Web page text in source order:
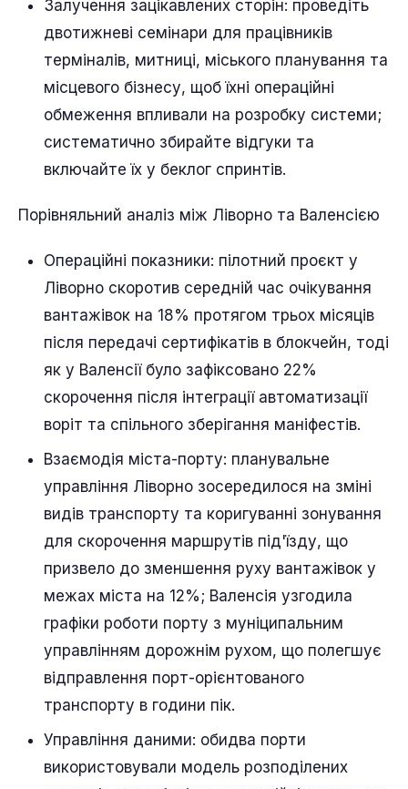
Залучення зацікавлених сторін: проведіть
двотижневі семінари для працівників
терміналів, митниці, міського планування та
місцевого бізнесу, щоб їхні операційні
обмеження впливали на розробку системи;
систематично збирайте відгуки та
включайте їх у беклог спринтів.
Порівняльний аналіз між Ліворно та Валенсією
Операційні показники: пілотний проєкт у
Ліворно скоротив середній час очікування
вантажівок на 18% протягом трьох місяців
після передачі сертифікатів в блокчейн, тоді
як у Валенсії було зафіксовано 22%
скорочення після інтеграції автоматизації
воріт та спільного зберігання маніфестів.
Взаємодія міста-порту: планувальне
управління Ліворно зосередилося на зміні
видів транспорту та коригуванні зонування
для скорочення маршрутів під'їзду, що
призвело до зменшення руху вантажівок у
межах міста на 12%; Валенсія узгодила
графіки роботи порту з муніципальним
управлінням дорожнім рухом, що полегшує
відправлення порт-орієнтованого
транспорту в години пік.
Управління даними: обидва порти
використовували модель розподілених